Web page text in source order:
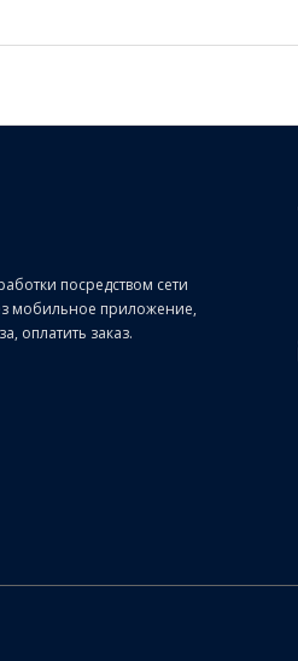
посредством сети
мобильное приложение,
оплатить заказ.